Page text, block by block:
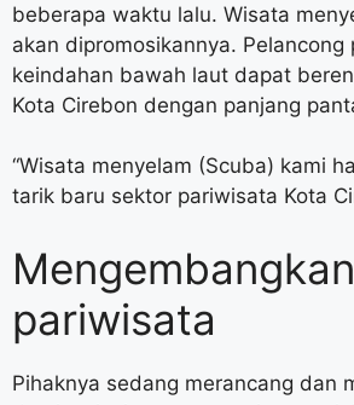
beberapa waktu lalu. Wisata
akan dipromosikannya. Pelancong
keindahan bawah laut dapat
Kota Cirebon dengan panjang
“Wisata menyelam (Scuba) kami
tarik baru sektor pariwisata Kota
Mengembangkan
pariwisata
Pihaknya sedang merancang dan